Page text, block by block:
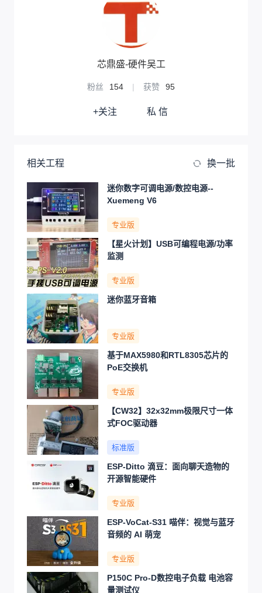
芯鼎盛-硬件吴工
粉丝 154 | 获赞 95
+关注 私 信
相关工程 换一批
迷你数字可调电源/数控电源--
Xuemeng V6
专业版
【星火计划】USB可编程电源/功率
监测
专业版
迷你蓝牙音箱
专业版
基于MAX5980和RTL8305芯片的
PoE交换机
专业版
【CW32】32x32mm极限尺寸一体
式FOC驱动器
标准版
ESP-Ditto 滴豆：面向聊天造物的
开源智能硬件
专业版
ESP-VoCat-S31 喵伴：视觉与蓝牙
音频的 AI 萌宠
专业版
P150C Pro-D数控电子负载 电池容
量测试仪